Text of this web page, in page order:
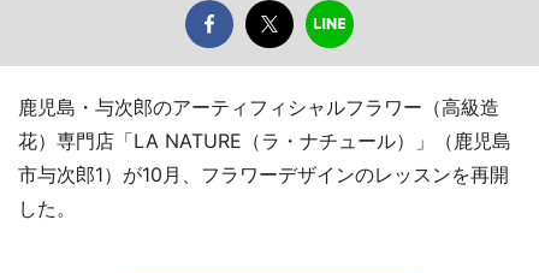
鹿児島・与次郎のアーティフィシャルフラワー（高級造
花）専門店「LA NATURE（ラ・ナチュール）」（鹿児島
市与次郎1）が10月、フラワーデザインのレッスンを再開
した。